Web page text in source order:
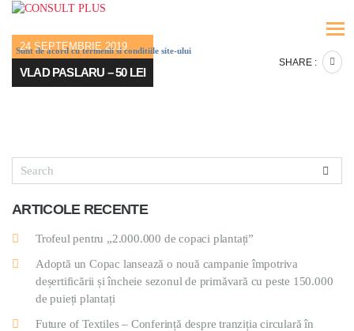
24 SEPTEMBRIE 2019
VLAD PASLARU – 50 LEI
SHARE :
ARTICOLE RECENTE
Trofeul pentru „2.000.000 de copaci plantați”
Adoptă un Copac lansează o nouă campanie împotriva
deșertificării și încheie sezonul de primăvară cu peste 150.000
de puieți plantați
Future of Textiles – Conferință despre tranziția circulară în
Sunt de acord cu termenii si conditiile site-ului